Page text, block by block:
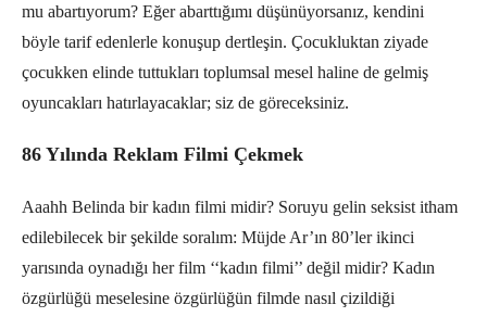
mu abartıyorum? Eğer abarttığımı düşünüyorsanız, kendini
böyle tarif edenlerle konuşup dertleşin. Çocukluktan ziyade
çocukken elinde tuttukları toplumsal mesel haline de gelmiş
oyuncakları hatırlayacaklar; siz de göreceksiniz.
86 Yılında Reklam Filmi Çekmek
Aaahh Belinda bir kadın filmi midir? Soruyu gelin seksist itham
edilebilecek bir şekilde soralım: Müjde Ar’ın 80’ler ikinci
yarısında oynadığı her film ‘‘kadın filmi’’ değil midir? Kadın
özgürlüğü meselesine özgürlüğün filmde nasıl çizildiği